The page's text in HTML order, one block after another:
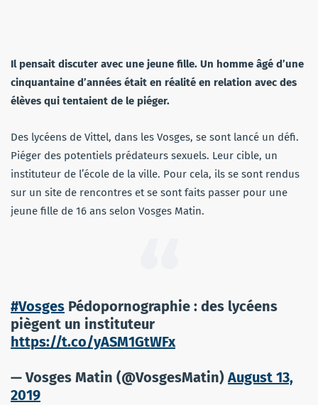
Il pensait discuter avec une jeune fille. Un homme âgé d’une
cinquantaine d’années était en réalité en relation avec des
élèves qui tentaient de le piéger.
Des lycéens de Vittel, dans les Vosges, se sont lancé un défi.
Piéger des potentiels prédateurs sexuels. Leur cible, un
instituteur de l’école de la ville. Pour cela, ils se sont rendus
sur un site de rencontres et se sont faits passer pour une
jeune fille de 16 ans selon Vosges Matin.
#Vosges Pédopornographie : des lycéens
piègent un instituteur
https://t.co/yASM1GtWFx
— Vosges Matin (@VosgesMatin)August 13,
2019